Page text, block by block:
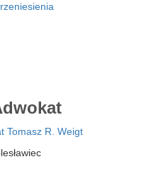
Tomasz R. Weigt